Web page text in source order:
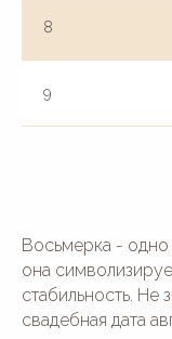
8
9
Восьмерка - одно
она
стабильность. Не
свадебная дата